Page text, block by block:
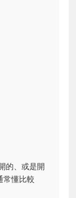
的、或是開
常懂比較